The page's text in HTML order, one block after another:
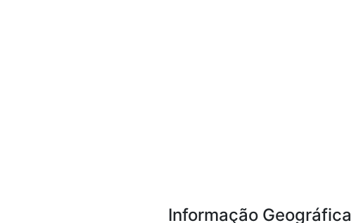
Informação Geográfica